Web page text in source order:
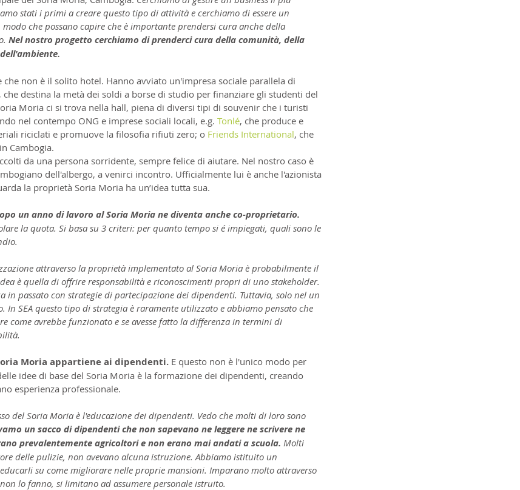
stati i primi a creare questo tipo di attività e cerchiamo di essere un
che possano capire che è importante prendersi cura anche della
Nel nostro progetto cerchiamo di prenderci cura della comunità, della
che non è il solito hotel. Hanno avviato un'impresa sociale parallela di
che destina la metà dei soldi a borse di studio per finanziare gli studenti del
Moria ci si trova nella hall, piena di diversi tipi di souvenir che i turisti
nel contempo ONG e imprese sociali locali, e.g. Tonlé, che produce e
riciclati e promuove la filosofia rifiuti zero; o Friends International, che
Cambogia.
da una persona sorridente, sempre felice di aiutare. Nel nostro caso è
dell'albergo, a venirci incontro. Ufficialmente lui è anche l'azionista
la proprietà Soria Moria ha un’idea tutta sua.
un anno di lavoro al Soria Moria ne diventa anche co-proprietario.
la quota. Si basa su 3 criteri: per quanto tempo si é impiegati, quali sono le
attraverso la proprietà implementato al Soria Moria è probabilmente il
è quella di offrire responsabilità e riconoscimenti propri di uno stakeholder.
in passato con strategie di partecipazione dei dipendenti. Tuttavia, solo nel un
In SEA questo tipo di strategia è raramente utilizzato e abbiamo pensato che
come avrebbe funzionato e se avesse fatto la differenza in termini di
Moria appartiene ai dipendenti. E questo non è l'unico modo per
idee di base del Soria Moria è la formazione dei dipendenti, creando
esperienza professionale.
del Soria Moria è l'educazione dei dipendenti. Vedo che molti di loro sono
un sacco di dipendenti che non sapevano ne leggere ne scrivere ne
prevalentemente agricoltori e non erano mai andati a scuola. Molti
delle pulizie, non avevano alcuna istruzione. Abbiamo istituito un
su come migliorare nelle proprie mansioni. Imparano molto attraverso
lo fanno, si limitano ad assumere personale istruito.